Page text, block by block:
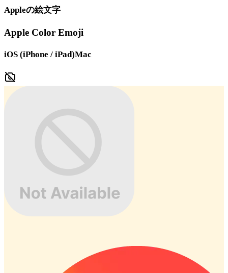
Appleの絵文字
Apple Color Emoji
iOS (iPhone / iPad)Mac